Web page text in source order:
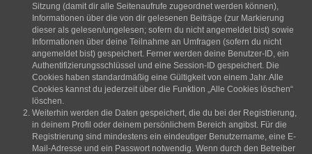
Sitzung (damit dir alle Seitenaufrufe zugeordnet werden können),
Informationen über die von dir gelesenen Beiträge (zur Markierung
dieser als gelesen/ungelesen; sofern du nicht angemeldet bist) sowie
Informationen über deine Teilnahme an Umfragen (sofern du nicht
angemeldet bist) gespeichert. Ferner werden deine Benutzer-ID, ein
Authentifizierungsschlüssel und eine Session-ID gespeichert. Die
Cookies haben standardmäßig eine Gültigkeit von einem Jahr. Alle
Cookies kannst du jederzeit über die Funktion „Alle Cookies löschen“
löschen.
Weiterhin werden die Daten gespeichert, die du bei der Registrierung,
in deinem Profil oder deinem persönlichem Bereich angibst. Für die
Registrierung sind mindestens ein eindeutiger Benutzername, eine E-
Mail-Adresse und ein Passwort notwendig. Wenn durch den Betreiber